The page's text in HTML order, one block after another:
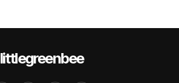
littlegreenbee